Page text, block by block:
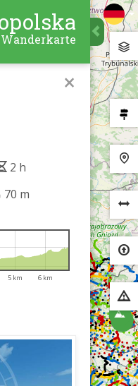
Wanderkarte
×
2 h
70 m
5 km 6 km